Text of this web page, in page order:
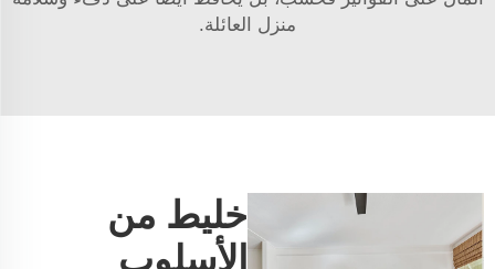
منزل العائلة.
خليط من
الأسلوب